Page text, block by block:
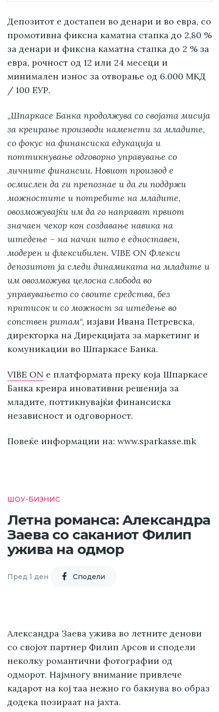
Депозитот е достапен во денари и во евра, со
промотивна фиксна каматна стапка до 2,80 %
за денари и фиксна каматна стапка до 2 % за
евра, рочност од 12 или 24 месеци и
минимален износ за отворање од 6.000 МКД
/ 100 ЕУР.
„Шпаркасе Банка продолжува со својата мисија
за креирање производи наменети за младите,
со фокус на финансиска едукација и
поттикнување одговорно управување со
личните финансии. Новиот производ е
осмислен да ги препознае и да ги поддржи
можностите и потребите на младите,
овозможувајќи им да го направат првиот
значаен чекор кон создавање навика на
штедење – на начин што е едноставен,
модерен и флексибилен. VIBE ON Флекси
депозитот ја следи динамиката на младите и
им овозможува целосна слобода во
управувањето со своите средства, без
притисок и со можност за штедење во
сопствен ритам“, изјави Ивана Петревска,
директорка на Дирекцијата за маркетинг и
комуникации во Шпаркасе Банка.
VIBE ON е платформата преку која Шпаркасе
Банка креира иновативни решенија за
младите, поттикнувајќи финансиска
независност и одговорност.
Повеќе информации на: www.sparkasse.mk
ШОУ-БИЗНИС
Летна романса: Александра
Заева со саканиот Филип
ужива на одмор
Пред 1 ден Cподели
Александра Заева ужива во летните денови
со својот партнер Филип Арсов и сподели
неколку романтични фотографии од
одморот. Најмногу внимание привлече
кадарот на кој таа нежно го бакнува во образ
додека позираат на јахта.